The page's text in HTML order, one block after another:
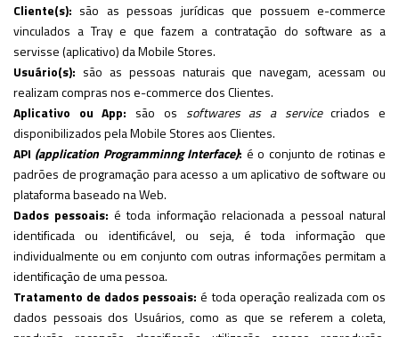
Cliente(s): são as pessoas jurídicas que possuem e-commerce
vinculados a Tray e que fazem a contratação do software as a
servisse (aplicativo) da Mobile Stores.
Usuário(s): são as pessoas naturais que navegam, acessam ou
realizam compras nos e-commerce dos Clientes.
Aplicativo ou App: são os softwares as a servicecriados e
disponibilizados pela Mobile Stores aos Clientes.
API (application Programminng Interface): é o conjunto de rotinas e
padrões de programação para acesso a um aplicativo de software ou
plataforma baseado na Web.
Dados pessoais: é toda informação relacionada a pessoal natural
identificada ou identificável, ou seja, é toda informação que
individualmente ou em conjunto com outras informações permitam a
identificação de uma pessoa.
Tratamento de dados pessoais: é toda operação realizada com os
dados pessoais dos Usuários, como as que se referem a coleta,